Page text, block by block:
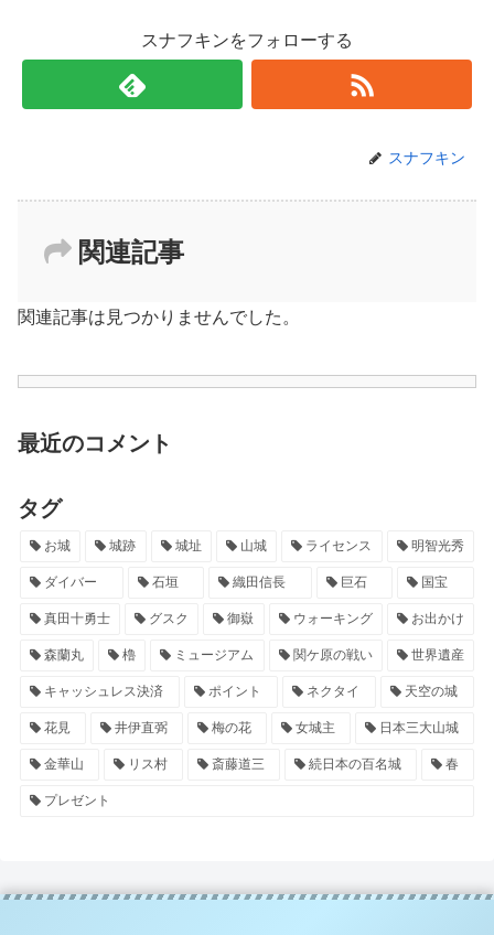
スナフキンをフォローする
スナフキン
関連記事
関連記事は見つかりませんでした。
最近のコメント
タグ
お城 城跡 城址 山城 ライセンス 明智光秀
ダイバー 石垣 織田信長 巨石 国宝
真田十勇士 グスク 御嶽 ウォーキング お出かけ
森蘭丸 櫓 ミュージアム 関ケ原の戦い 世界遺産
キャッシュレス決済 ポイント ネクタイ 天空の城
花見 井伊直弼 梅の花 女城主 日本三大山城
金華山 リス村 斎藤道三 続日本の百名城 春
プレゼント